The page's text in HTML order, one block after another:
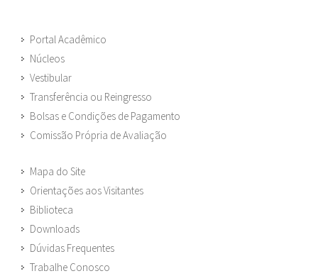
Portal Acadêmico
Núcleos
Vestibular
Transferência ou Reingresso
Bolsas e Condições de Pagamento
Comissão Própria de Avaliação
Mapa do Site
Orientações aos Visitantes
Biblioteca
Downloads
Dúvidas Frequentes
Trabalhe Conosco